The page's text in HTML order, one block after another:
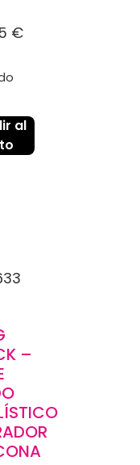
€
al
–